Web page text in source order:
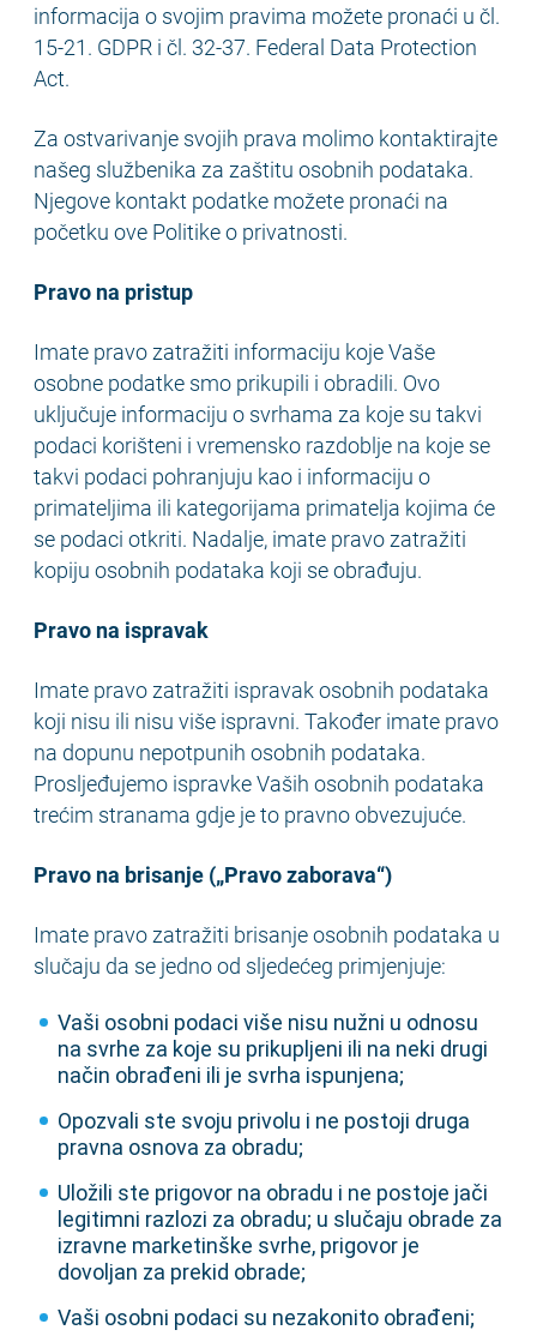
informacija o svojim pravima možete pronaći u čl.
15-21. GDPR i čl. 32-37. Federal Data Protection
Act.
Za ostvarivanje svojih prava molimo kontaktirajte
našeg službenika za zaštitu osobnih podataka.
Njegove kontakt podatke možete pronaći na
početku ove Politike o privatnosti.
Pravo na pristup
Imate pravo zatražiti informaciju koje Vaše
osobne podatke smo prikupili i obradili. Ovo
uključuje informaciju o svrhama za koje su takvi
podaci korišteni i vremensko razdoblje na koje se
takvi podaci pohranjuju kao i informaciju o
primateljima ili kategorijama primatelja kojima će
se podaci otkriti. Nadalje, imate pravo zatražiti
kopiju osobnih podataka koji se obrađuju.
Pravo na ispravak
Imate pravo zatražiti ispravak osobnih podataka
koji nisu ili nisu više ispravni. Također imate pravo
na dopunu nepotpunih osobnih podataka.
Prosljeđujemo ispravke Vaših osobnih podataka
trećim stranama gdje je to pravno obvezujuće.
Pravo na brisanje („Pravo zaborava“)
Imate pravo zatražiti brisanje osobnih podataka u
slučaju da se jedno od sljedećeg primjenjuje:
Vaši osobni podaci više nisu nužni u odnosu
na svrhe za koje su prikupljeni ili na neki drugi
način obrađeni ili je svrha ispunjena;
Opozvali ste svoju privolu i ne postoji druga
pravna osnova za obradu;
Uložili ste prigovor na obradu i ne postoje jači
legitimni razlozi za obradu; u slučaju obrade za
izravne marketinške svrhe, prigovor je
dovoljan za prekid obrade;
Vaši osobni podaci su nezakonito obrađeni;